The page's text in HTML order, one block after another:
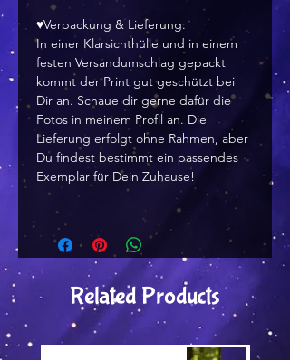
♥Verpackung & Lieferung:
In einer Klarsichthülle und in einem
festen Versandumschlag gepackt
kommt der Print gut geschützt bei
Dir an. Schaue dir gerne dafür die
Fotos in meinem Profil an. Die
Lieferung erfolgt ohne Rahmen, aber
Du findest bestimmt ein passendes
Exemplar für Dein Zuhause!
Related Products